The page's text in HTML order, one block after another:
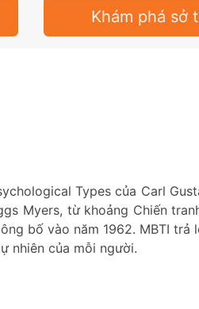
Khám phá sở
Types của Carl
Myers, từ khoảng Chiến
bố vào năm 1962. MBTI trả
nhiên của mỗi người.